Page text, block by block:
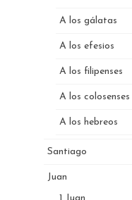
A los gálatas
A los efesios
A los filipenses
A los colosenses
A los hebreos
Santiago
Juan